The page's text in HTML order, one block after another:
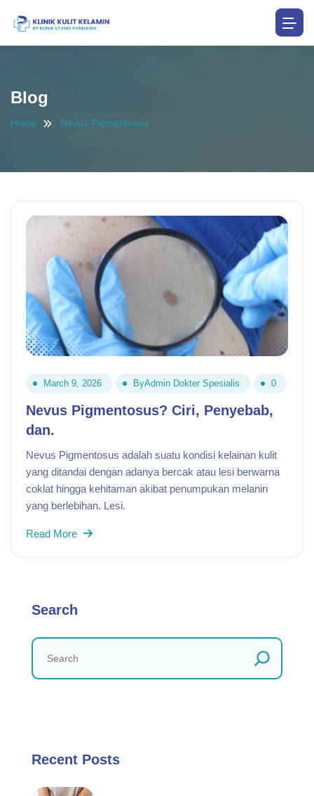
Blog
Home Nevus Pigmentosus
March 9, 2026 ByAdmin Dokter Spesialis 0
Nevus Pigmentosus? Ciri, Penyebab,
dan.
Nevus Pigmentosus adalah suatu kondisi kelainan kulit
yang ditandai dengan adanya bercak atau lesi berwarna
coklat hingga kehitaman akibat penumpukan melanin
yang berlebihan. Lesi.
Read More
Search
Recent Posts